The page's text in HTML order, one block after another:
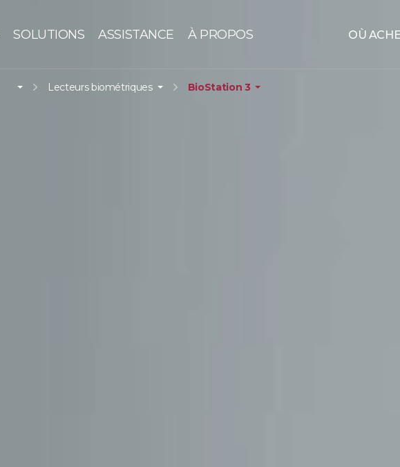
SOLUTIONS ASSISTANCE À PROPOS OÙ
Lecteurs biométriques BioStation 3